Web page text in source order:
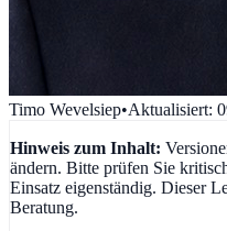
Timo Wevelsiep•Aktualisiert:
Hinweis zum Inhalt:
ändern. Bitte prüfen Sie
Einsatz eigenständig. Dieser
Beratung.